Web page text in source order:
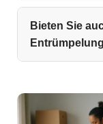
Bieten Sie